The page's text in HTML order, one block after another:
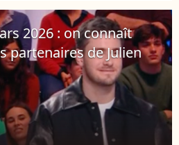
2026 : on connaît
partenaires de Julien